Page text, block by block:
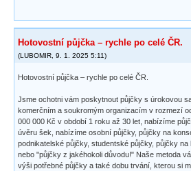
Hotovostní půjčka – rychle po celé ČR.
(LUBOMIR, 9. 1. 2025 5:11)
Hotovostní půjčka – rychle po celé ČR.
Jsme ochotni vám poskytnout půjčky s úrokovou
komerčním a soukromým organizacím v rozmezí
000 000 Kč v období 1 roku až 30 let, nabízíme
úvěru šek, nabízíme osobní půjčky, půjčky na
podnikatelské půjčky, studentské půjčky, půjčky
nebo "půjčky z jakéhokoli důvodu!" Naše metoda
výši potřebné půjčky a také dobu trvání, kterou si